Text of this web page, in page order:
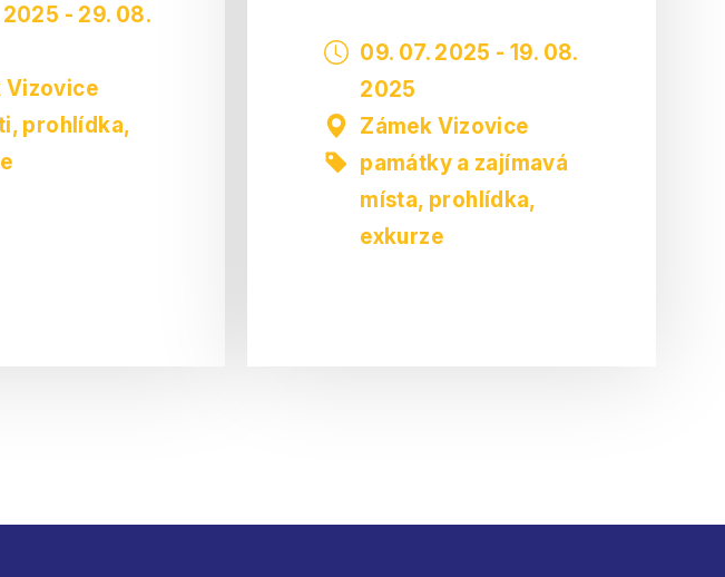
2025 - 29. 08.
Vizovice
, prohlídka,
09. 07. 2025 -19. 08.
2025
Zámek Vizovice
památky a zajímavá
místa, prohlídka,
exkurze